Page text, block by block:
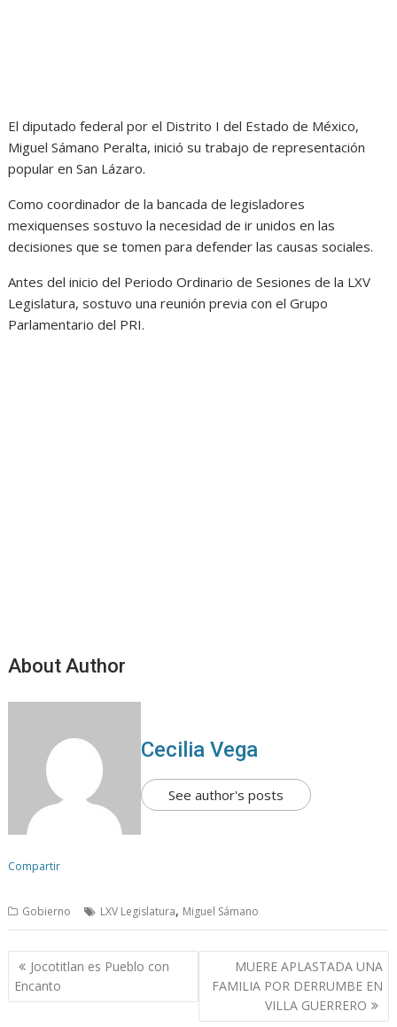
El diputado federal por el Distrito I del Estado de México,
Miguel Sámano Peralta, inició su trabajo de representación
popular en San Lázaro.
Como coordinador de la bancada de legisladores
mexiquenses sostuvo la necesidad de ir unidos en las
decisiones que se tomen para defender las causas sociales.
Antes del inicio del Periodo Ordinario de Sesiones de la LXV
Legislatura, sostuvo una reunión previa con el Grupo
Parlamentario del PRI.
About Author
Cecilia Vega
See author's posts
Compartir
Gobierno LXV Legislatura, Miguel Sámano
N
a
v
Jocotitlan es Pueblo con
Encanto
MUERE APLASTADA UNA
FAMILIA POR DERRUMBE EN
VILLA GUERRERO